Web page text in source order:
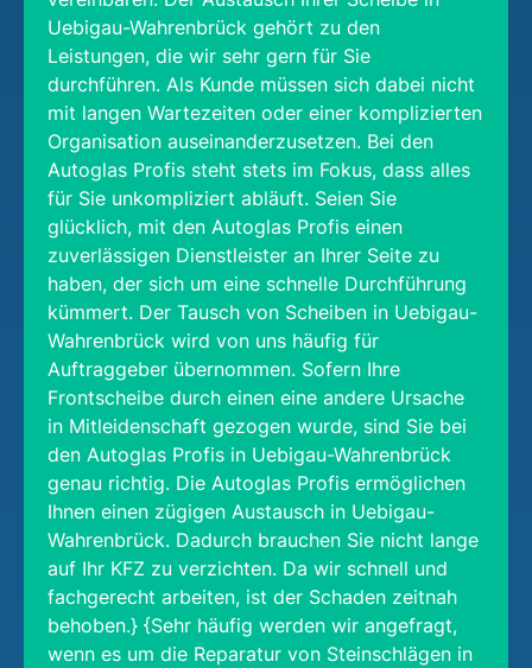
Uebigau-Wahrenbrück gehört zu den
Leistungen, die wir sehr gern für Sie
durchführen. Als Kunde müssen sich dabei nicht
mit langen Wartezeiten oder einer komplizierten
Organisation auseinanderzusetzen. Bei den
Autoglas Profis steht stets im Fokus, dass alles
für Sie unkompliziert abläuft. Seien Sie
glücklich, mit den Autoglas Profis einen
zuverlässigen Dienstleister an Ihrer Seite zu
haben, der sich um eine schnelle Durchführung
kümmert. Der Tausch von Scheiben in Uebigau-
Wahrenbrück wird von uns häufig für
Auftraggeber übernommen. Sofern Ihre
Frontscheibe durch einen eine andere Ursache
in Mitleidenschaft gezogen wurde, sind Sie bei
den Autoglas Profis in Uebigau-Wahrenbrück
genau richtig. Die Autoglas Profis ermöglichen
Ihnen einen zügigen Austausch in Uebigau-
Wahrenbrück. Dadurch brauchen Sie nicht lange
auf Ihr KFZ zu verzichten. Da wir schnell und
fachgerecht arbeiten, ist der Schaden zeitnah
behoben.} {Sehr häufig werden wir angefragt,
wenn es um die Reparatur von Steinschlägen in